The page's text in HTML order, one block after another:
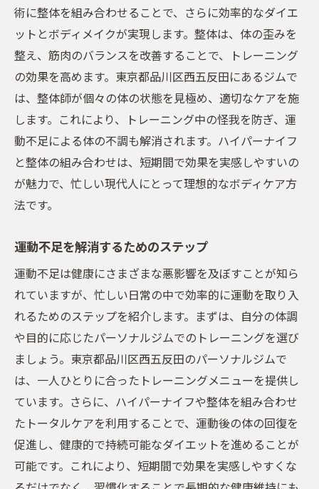
術に整体を組み合わせることで、さらに効率的なダイエ
ットとボディメイクが実現します。整体は、体の歪みを
整え、筋肉のバランスを改善することで、トレーニング
の効果を高めます。東京都品川区西五反田にあるジムで
は、整体師が個々の体の状態を見極め、適切なケアを施
します。これにより、トレーニング中の怪我を防ぎ、運
動不足による体の不調も解消されます。ハイパーナイフ
と整体の組み合わせは、短期間で効果を実感しやすいの
が魅力で、忙しい現代人にとって理想的なボディケア方
法です。
運動不足を解消するためのステップ
運動不足は健康にさまざまな悪影響を及ぼすことが知ら
れていますが、忙しい日常の中で効率的に運動を取り入
れるためのステップを紹介します。まずは、自分の体調
や目的に応じたパーソナルジムでのトレーニングを選び
ましょう。東京都品川区西五反田のパーソナルジムで
は、一人ひとりに合ったトレーニングメニューを提供し
ています。さらに、ハイパーナイフや整体を組み合わせ
たトータルケアを利用することで、運動後の体の回復を
促進し、健康的で持続可能なダイエットを進めることが
可能です。これにより、短期間で効果を実感しやすくな